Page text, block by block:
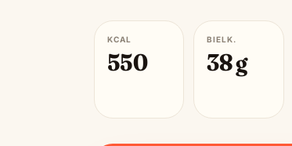
KCAL
550
BIELK.
38g